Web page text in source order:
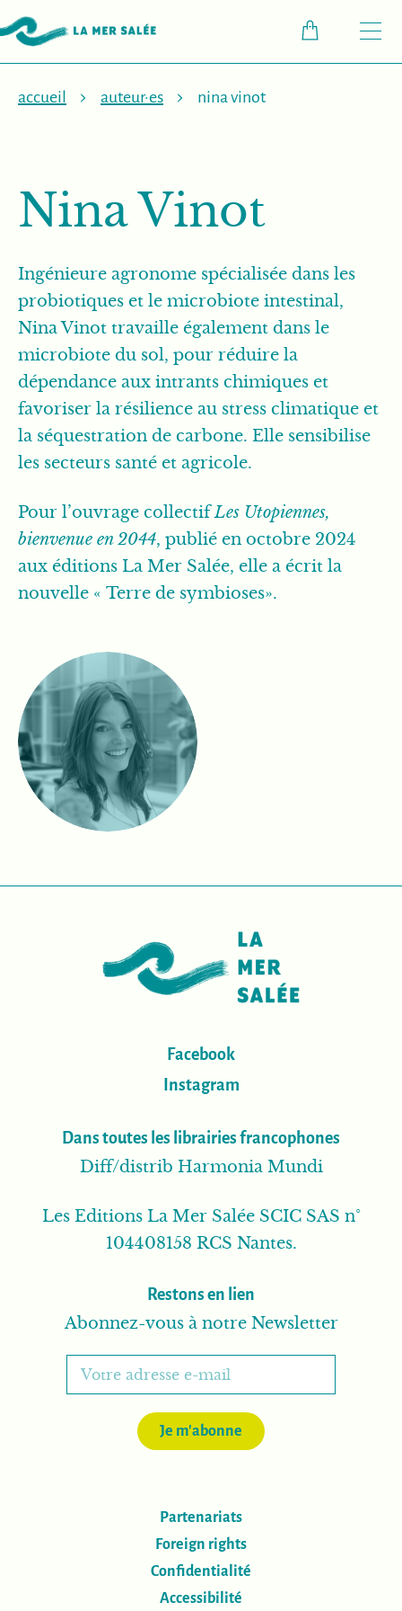
accueil auteur·es nina vinot
Nina Vinot
Ingénieure agronome spécialisée dans les
probiotiques et le microbiote intestinal,
Nina Vinot travaille également dans le
microbiote du sol, pour réduire la
dépendance aux intrants chimiques et
favoriser la résilience au stress climatique et
la séquestration de carbone. Elle sensibilise
les secteurs santé et agricole.
Pour l’ouvrage collectifLes Utopiennes,
bienvenue en 2044, publié en octobre 2024
aux éditions La Mer Salée, elle a écrit la
nouvelle « Terre de symbioses».
Facebook
Instagram
Dans toutes les librairies francophones
Diff/distrib Harmonia Mundi
Les Editions La Mer Salée SCIC SAS n°
104408158 RCS Nantes.
Restons en lien
Abonnez-vous à notre Newsletter
Je m'abonne
Partenariats
Foreign rights
Confidentialité
Accessibilité